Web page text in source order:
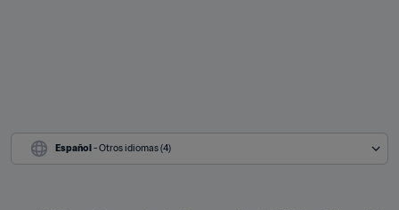
Español - Otros idiomas (4)